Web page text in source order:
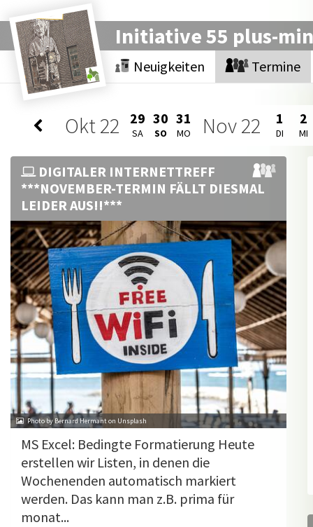
Initiative 55 plus-
Neuigkeiten Termine
Okt22 29
SA
30
SO
31
MO Nov22 1
DI
2
MI
DIGITALER INTERNETTREFF
***NOVEMBER-TERMIN FÄLLT DIESMAL
LEIDER AUS!!***
Photo by Bernard Hermant on Unsplash
MS Excel: Bedingte Formatierung Heute
erstellen wir Listen, in denen die
Wochenenden automatisch markiert
werden. Das kann man z.B. prima für
monat...